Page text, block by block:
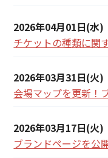
2026年04月01日(水)
チケットの種類に関
2026年03月31日(火)
会場マップを更新！
2026年03月17日(火)
ブランドページを公